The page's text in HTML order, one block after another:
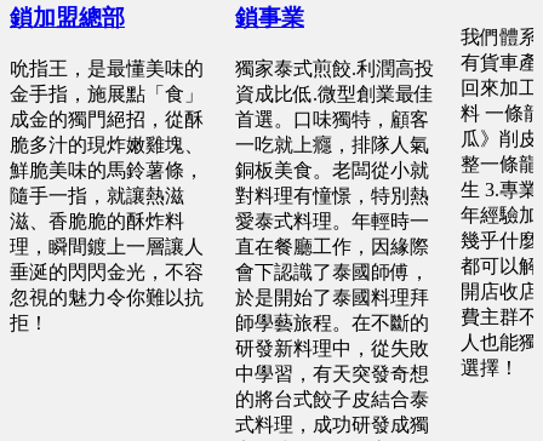
鎖加盟總部
吮指王，是最懂美味的
金手指，施展點「食」
成金的獨門絕招，從酥
脆多汁的現炸嫩雞塊、
鮮脆美味的馬鈴薯條，
隨手一指，就讓熱滋
滋、香脆脆的酥炸料
理，瞬間鍍上一層讓人
垂涎的閃閃金光，不容
忽視的魅力令你難以抗
拒！
鎖事業
獨家泰式煎餃.利潤高投
資成比低.微型創業最佳
首選。口味獨特，顧客
一吃就上癮，排隊人氣
銅板美食。老闆從小就
對料理有憧憬，特別熱
愛泰式料理。年輕時一
直在餐廳工作，因緣際
會下認識了泰國師傅，
於是開始了泰國料理拜
師學藝旅程。在不斷的
研發新料理中，從失敗
中學習，有天突發奇想
的將台式餃子皮結合泰
式料理，成功研發成獨
我們體系
有貨車產
回來加
料 一條
瓜》削
整一條龍
生 3.專
年經驗加
幾乎什麼
都可以解
開店收
費主群不
人也能
選擇！